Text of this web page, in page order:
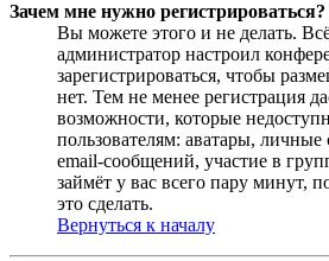
Зачем мне нужно регистрироваться?
Вы можете этого и не делать.
администратор настроил
зарегистрироваться, чтобы
нет. Тем не менее регистрация
возможности, которые
пользователям: аватары,
email-сообщений, участие в
займёт у вас всего пару минут,
это сделать.
Вернуться к началу